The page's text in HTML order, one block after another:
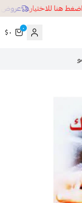
هنا للاختيار. عروض تصفيات قراء
٠ $